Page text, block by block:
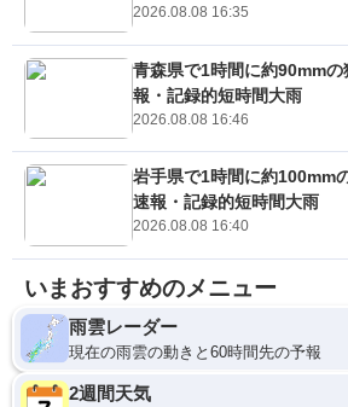
2026.08.08 16:35
青森県で1時間に約90mm
報・記録的短時間大雨
2026.08.08 16:46
岩手県で1時間に約100mm
速報・記録的短時間大雨
2026.08.08 16:40
いまおすすめのメニュー
雨雲レーダー
現在の雨雲の動きと60時間先の予報
2週間天気